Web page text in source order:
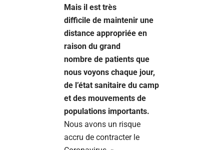
Mais il est très
difficile de maintenir une
distance appropriée en
raison du grand
nombre de patients que
nous voyons chaque jour,
de l’état sanitaire du camp
et des mouvements de
populations importants.
Nous avons un risque
accru de contracter le